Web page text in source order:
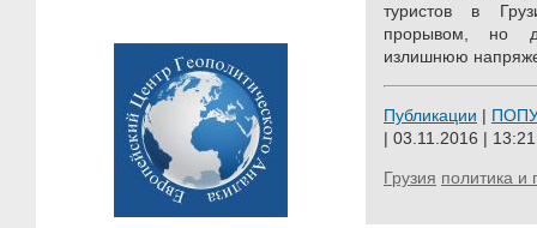
туристов в
прорывом, но
излишнюю
Публикации |
| 03.11.2016 | 13:21
Грузия политика и